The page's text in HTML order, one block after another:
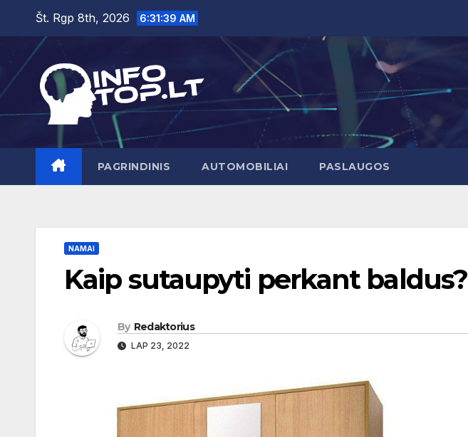
content
Št. Rgp 8th, 2026 6:31:40 AM
PAGRINDINIS AUTOMOBILIAI PASLAUGOS
NAMAI
Kaip sutaupyti perkant baldus?
By Redaktorius
LAP 23, 2022